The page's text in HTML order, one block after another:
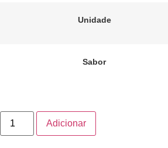
Unidade
Sabor
Adicionar